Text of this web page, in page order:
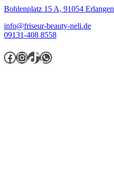
Bohlenplatz 15 A, 91054 Erlangen
info@friseur-beauty-neli.de
09131-408 8558
Facebook
Instagram
TikTok
WhatsApp